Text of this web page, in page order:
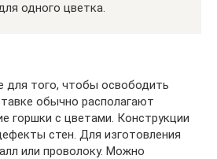
одного цветка.
для того, чтобы освободить
обычно располагают
горшки с цветами. Конструкции
стен. Для изготовления
или проволоку. Можно